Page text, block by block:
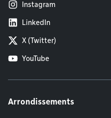
Instagram
LinkedIn
X (Twitter)
YouTube
Arrondissements